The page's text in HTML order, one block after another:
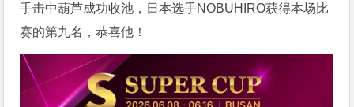
手击中葫芦成功收池，日本选手NOBUHIRO获得本场比
赛的第九名，恭喜他！